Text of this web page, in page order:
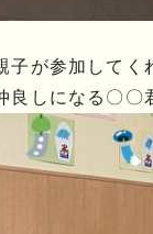
子が参加して
良しになる〇